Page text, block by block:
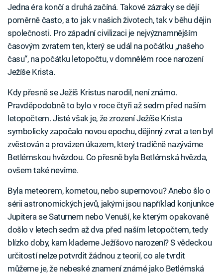
Jedna éra končí a druhá začíná. Takové zázraky se dějí
poměrně často, a to jak v našich životech, tak v běhu dějin
společnosti. Pro západní civilizaci je nejvýznamnějším
časovým zvratem ten, který se udál na počátku „našeho
času“, na počátku letopočtu, v domnělém roce narození
Ježíše Krista.
Kdy přesně se Ježíš Kristus narodil, není známo.
Pravděpodobně to bylo v roce čtyři až sedm před naším
letopočtem. Jisté však je, že zrození Ježíše Krista
symbolicky započalo novou epochu, dějinný zvrat a ten byl
zvěstován a provázen úkazem, který tradičně nazýváme
Betlémskou hvězdou. Co přesně byla Betlémská hvězda,
ovšem také nevíme.
Byla meteorem, kometou, nebo supernovou? Anebo šlo o
sérii astronomických jevů, jakými jsou například konjunkce
Jupitera se Saturnem nebo Venuší, ke kterým opakovaně
došlo v letech sedm až dva před naším letopočtem, tedy
blízko doby, kam klademe Ježíšovo narození? S vědeckou
určitostí nelze potvrdit žádnou z teorií, co ale tvrdit
můžeme je, že nebeské znamení známé jako Betlémská